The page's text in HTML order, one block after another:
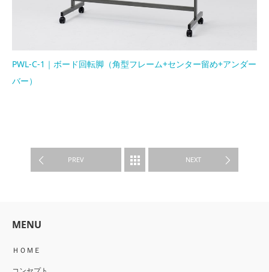
PWL-C-1｜ボード回転脚（角型フレーム+センター留め+アンダー
バー）
PREV
PRODUCTS NEXT
MENU
ＨＯＭＥ